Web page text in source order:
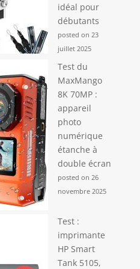
idéal pour
débutants
posted on 23
juillet 2025
Test du
MaxMango
8K 70MP :
appareil
photo
numérique
étanche à
double écran
posted on 26
novembre 2025
Test :
imprimante
HP Smart
Tank 5105,